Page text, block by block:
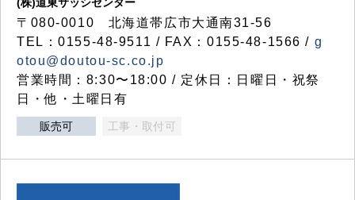
〒080-0010 北海道帯広市大通南31-56
TEL：0155-48-9511 / FAX：0155-48-1566 / g
otou@doutou-sc.co.jp
営業時間：8:30〜18:00 / 定休日：日曜日・祝祭
日・他・土曜日有
販売可 工事・取付可